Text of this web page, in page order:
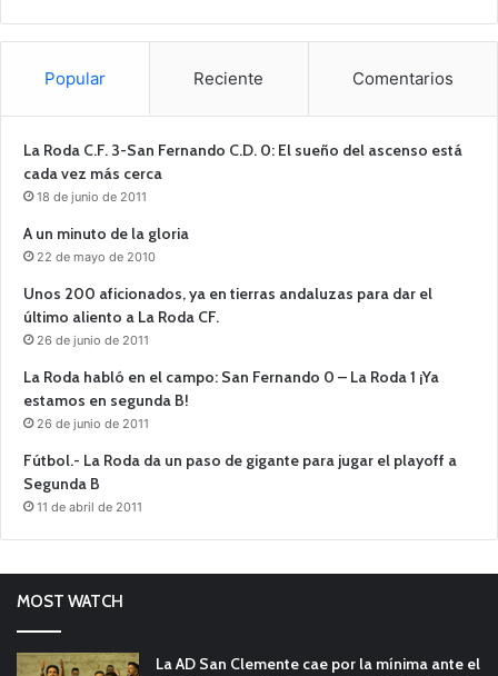
Popular Reciente Comentarios
La Roda C.F. 3-San Fernando C.D. 0: El sueño del ascenso está
cada vez más cerca
18 de junio de 2011
A un minuto de la gloria
22 de mayo de 2010
Unos 200 aficionados, ya en tierras andaluzas para dar el
último aliento a La Roda CF.
26 de junio de 2011
La Roda habló en el campo: San Fernando 0 – La Roda 1 ¡Ya
estamos en segunda B!
26 de junio de 2011
Fútbol.- La Roda da un paso de gigante para jugar el playoff a
Segunda B
11 de abril de 2011
MOST WATCH
La AD San Clemente cae por la mínima ante el